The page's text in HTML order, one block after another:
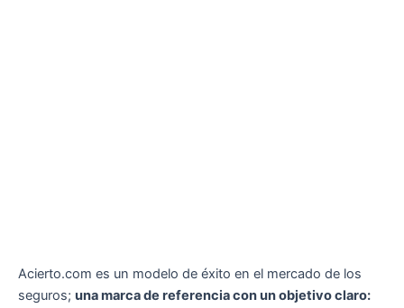
Acierto.com es un modelo de éxito en el mercado de los
seguros; una marca de referencia con un objetivo claro: